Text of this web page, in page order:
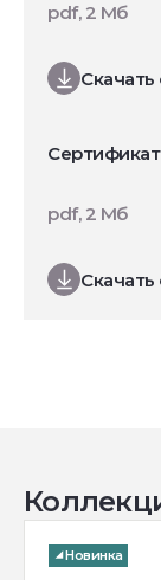
pdf, 2 Мб
pdf, 2 Мб
Новинка